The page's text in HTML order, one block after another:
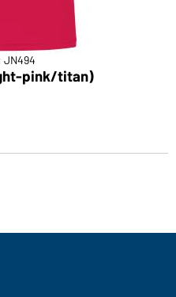
JN494
pink/titan)